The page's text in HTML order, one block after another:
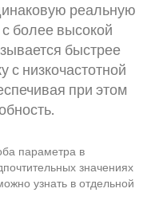
реальную
более высокой
быстрее
с низкочастотной
при этом
параметра в
значениях
узнать в отдельной